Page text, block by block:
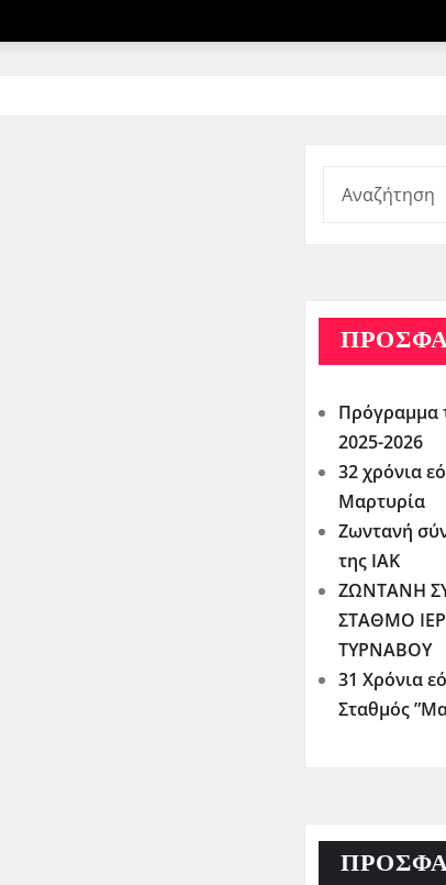
Πρόγραμμα
2025-2026
32 χρόνια
Μαρτυρία
Ζωντανή
της ΙΑΚ
ΖΩΝΤΑΝΗ
ΣΤΑΘΜΟ
ΤΥΡΝΑΒΟΥ
31 Χρόνια
Σταθμός